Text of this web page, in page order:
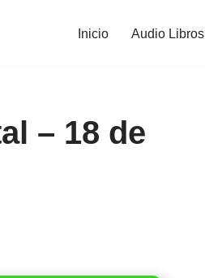
Inicio Audio Libros
– 18 de